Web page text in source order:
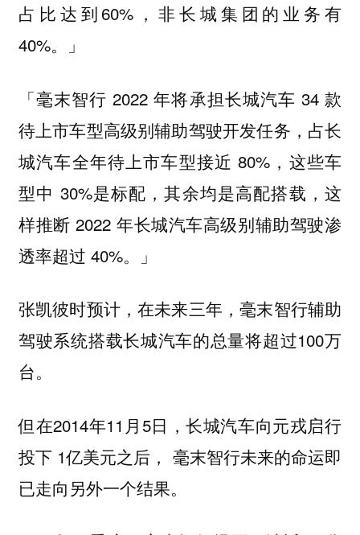
占比达到60%，非长城集团的业务有
40%。」
「毫末智行 2022 年将承担长城汽车 34 款
待上市车型高级别辅助驾驶开发任务，占长
城汽车全年待上市车型接近 80%，这些车
型中 30%是标配，其余均是高配搭载，这
样推断 2022 年长城汽车高级别辅助驾驶渗
透率超过 40%。」
张凯彼时预计，在未来三年，毫末智行辅助
驾驶系统搭载长城汽车的总量将超过100万
台。
但在2014年11月5日，长城汽车向元戎启行
投下 1亿美元之后， 毫末智行未来的命运即
已走向另外一个结果。